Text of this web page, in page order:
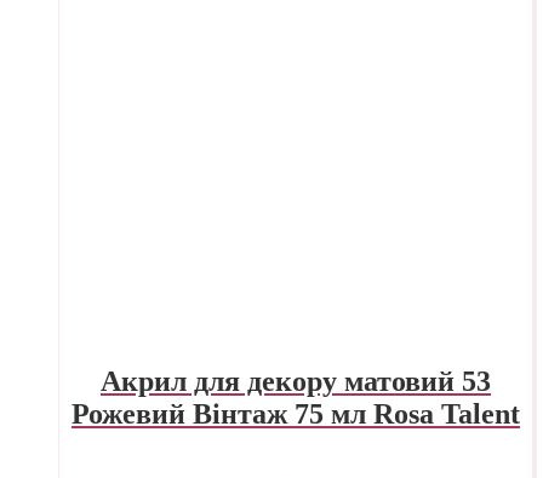
Акрил для декору матовий 53
Рожевий Вінтаж 75 мл Rosa Talent